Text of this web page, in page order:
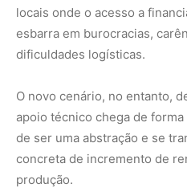
locais onde o acesso a
esbarra em burocracias,
dificuldades logísticas.
O novo cenário, no entanto,
apoio técnico chega de
de ser uma abstração e se
concreta de incremento de
produção.